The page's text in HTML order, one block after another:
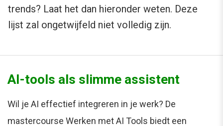
trends? Laat het dan hieronder weten. Deze
lijst zal ongetwijfeld niet volledig zijn.
AI-tools als slimme assistent
Wil je AI effectief integreren in je werk? De
mastercourse Werken met AI Tools biedt een